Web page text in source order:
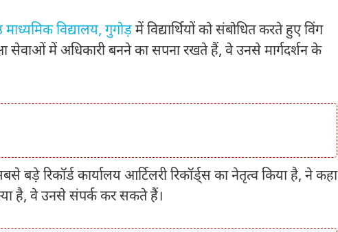
माध्यमिक विद्यालय, गुगोड़में विद्यार्थियों को संबोधित करते हुए विंग
सेवाओं में अधिकारी बनने का सपना रखते हैं, वे उनसे मार्गदर्शन के
बड़े रिकॉर्ड कार्यालय आर्टिलरी रिकॉर्ड्स का नेतृत्व किया है, ने कहा
है, वे उनसे संपर्क कर सकते हैं।